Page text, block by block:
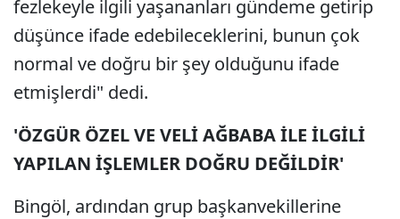
fezlekeyle ilgili yaşananları gündeme getirip
düşünce ifade edebileceklerini, bunun çok
normal ve doğru bir şey olduğunu ifade
etmişlerdi" dedi.
'ÖZGÜR ÖZEL VE VELİ AĞBABA İLE İLGİLİ
YAPILAN İŞLEMLER DOĞRU DEĞİLDİR'
Bingöl, ardından grup başkanvekillerine